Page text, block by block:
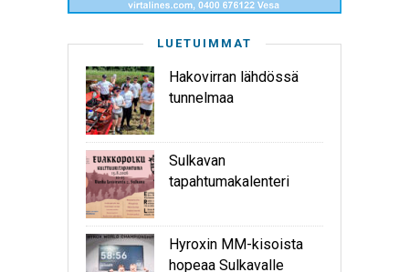
LUETUIMMAT
Hakovirran lähdössä
tunnelmaa
Sulkavan
tapahtumakalenteri
Hyroxin MM-kisoista
hopeaa Sulkavalle